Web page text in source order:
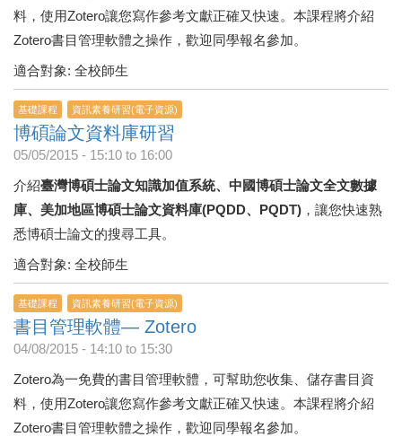
料，使用Zotero讓您寫作參考文獻正確又快速。本課程將介紹
Zotero書目管理軟體之操作，歡迎同學報名參加。
適合對象: 全校師生
基礎課程 資訊素養研習(電子資源)
博碩論文資料庫研習
05/05/2015 - 15:10 to 16:00
介紹臺灣博碩士論文知識加值系統、中國博碩士論文全文數據
庫、美加地區博碩士論文資料庫(PQDD、PQDT) ，讓您快速熟
悉博碩士論文的搜尋工具。
適合對象: 全校師生
基礎課程 資訊素養研習(電子資源)
書目管理軟體— Zotero
04/08/2015 - 14:10 to 15:30
Zotero為一免費的書目管理軟體，可幫助您收集、儲存書目資
料，使用Zotero讓您寫作參考文獻正確又快速。本課程將介紹
Zotero書目管理軟體之操作，歡迎同學報名參加。